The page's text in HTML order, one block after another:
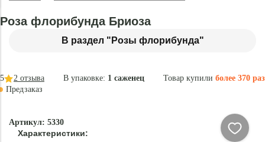
В раздел "Розы флорибунда"
Роза флорибунда Бриоза
В упаковке: 1 саженец Товар купили более 370 раз
5 2 отзыва
Предзаказ
Артикул: 5330
Характеристики: